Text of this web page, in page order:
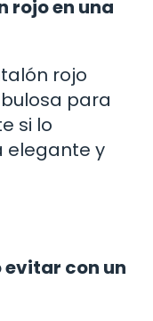
rojo en una
rojo
para
si lo
elegante y
evitar con un